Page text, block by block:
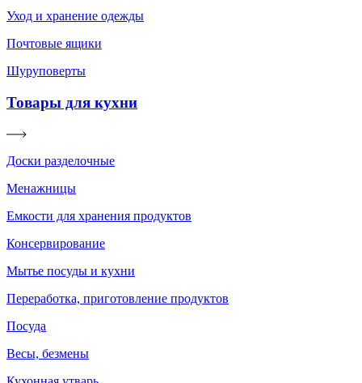
Уход и хранение одежды
Почтовые ящики
Шуруповерты
Товары для кухни
Доски разделочные
Менажницы
Емкости для хранения продуктов
Консервирование
Мытье посуды и кухни
Переработка, приготовление продуктов
Посуда
Весы, безмены